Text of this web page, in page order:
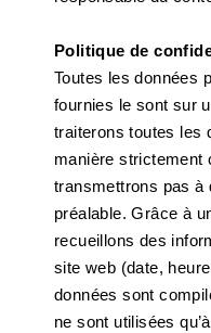
Politique de
Toutes les données
fournies le sont sur
traiterons toutes les
manière strictement
transmettrons pas à
préalable. Grâce à
recueillons des
site web (date,
données sont
ne sont utilisées